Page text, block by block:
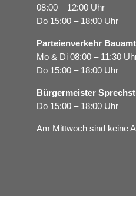
08:00 – 12:00 Uhr
Do 15:00 – 18:00 Uhr
Parteienverkehr Bauamt
Mo & Di 08:00 – 11:30
Do 15:00 – 18:00 Uhr
Bürgermeister
Do 15:00 – 18:00 Uhr
Am Mittwoch sind keine